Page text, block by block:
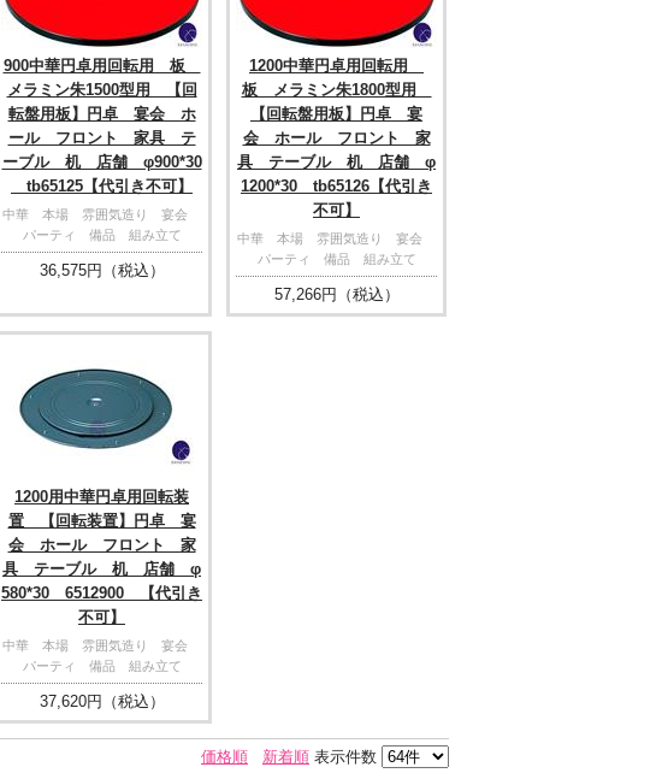
900中華円卓用回転用 板
メラミン朱1500型用 【回
転盤用板】円卓 宴会 ホ
ール フロント 家具 テ
ーブル 机 店舗 φ900*30
tb65125【代引き不可】
中華 本場 雰囲気造り 宴会
パーティ 備品 組み立て
36,575円（税込）
1200中華円卓用回転用
板 メラミン朱1800型用
【回転盤用板】円卓 宴
会 ホール フロント 家
具 テーブル 机 店舗 φ
1200*30 tb65126【代引き
不可】
中華 本場 雰囲気造り 宴会
パーティ 備品 組み立て
57,266円（税込）
1200用中華円卓用回転装
置 【回転装置】円卓 宴
会 ホール フロント 家
具 テーブル 机 店舗 φ
580*30 6512900 【代引き
不可】
中華 本場 雰囲気造り 宴会
パーティ 備品 組み立て
37,620円（税込）
価格順 新着順 表示件数